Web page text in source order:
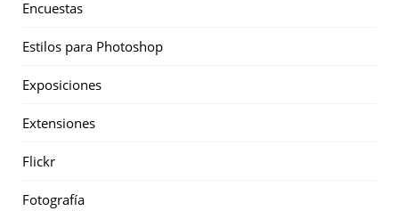
Encuestas
Estilos para Photoshop
Exposiciones
Extensiones
Flickr
Fotografía